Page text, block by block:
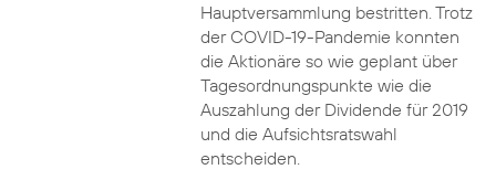
Hauptversammlung bestritten. Trotz
der COVID-19-Pandemie konnten
die Aktionäre so wie geplant über
Tagesordnungspunkte wie die
Auszahlung der Dividende für 2019
und die Aufsichtsratswahl
entscheiden.